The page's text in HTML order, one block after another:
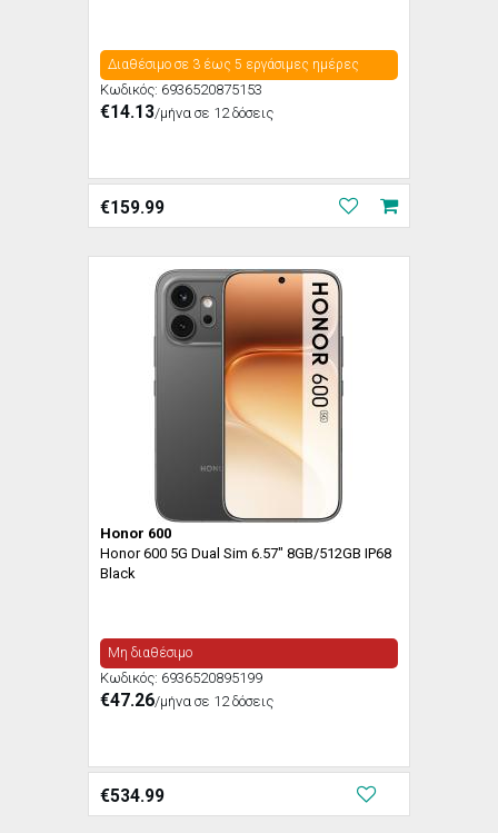
Διαθέσιμο σε 3 έως 5 εργάσιμες ημέρες
Κωδικός: 6936520875153
€14.13/μήνα σε 12 δόσεις
€159.99
Honor 600
Honor 600 5G Dual Sim 6.57" 8GB/512GB IP68
Black
Μη διαθέσιμο
Κωδικός: 6936520895199
€47.26/μήνα σε 12 δόσεις
€534.99